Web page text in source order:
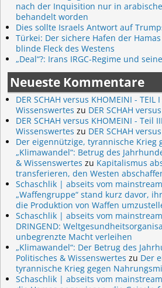
nach der Inquisition nur in
behandelt worden
Dies sollte Israels Antwort auf
Türkei: Der sichere Hafen der
blinde Fleck des Westens
„Deal“?: Irans IRGC-Regime und
Neueste Kommentare
DER SCHAH versus KHOMEINI - TEIL
Wissenswertes zu DER SCHAH
DER SCHAH versus KHOMEINI - Teil
Wissenswertes zu DER SCHAH
Der eigennützige, tyrannische Krieg
„Klimawandel“: Betrug des
& Wissenswertes zu Kapitalismus
transferieren, den Westen
Schaschlik | abseits vom
„Waffengruppe“ stand kurz davor,
die Produktion von Waffen
Schaschlik | abseits vom
DRINGEND:
unbegrenzte Macht verleihen
„Klimawandel“: Der Betrug des
Politisches & Wissenswertes zu Der
tyrannische Krieg gegen
Schaschlik | abseits vom